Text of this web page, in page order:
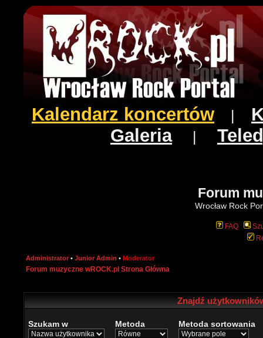
Kalendarz koncertów
Galeria|
Forum
Wrocław Rock
FAQ
Administrator • Junior Admin • Moderator
Forum muzyczne wROCK.pl Strona Główna
Znajdź
Szukam w Metoda Metoda sortowania